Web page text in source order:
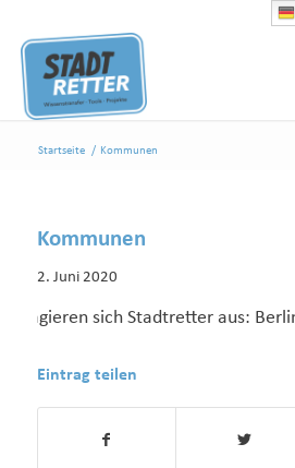
Startseite / Kommunen
Kommunen
2. Juni 2020
sich Stadtretter aus:
Eintrag teilen